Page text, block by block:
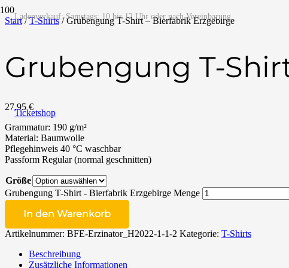
Ladenverkauf: Samstags: 10 bis 12 Uhr oder nach Vereinbarung
Ticketshop
Start/T-Shirts/ Grubengung T-Shirt – Bierfabrik Erzgebirge
Grubengung T-
27,95 €
Grammatur: 190 g/m²
Material: Baumwolle
Pflegehinweis 40 °C waschbar
Passform Regular (normal geschnitten)
Größe
Grubengung T-Shirt - Bierfabrik Erzgebirge Menge
In den Warenkorb
Artikelnummer: BFE-Erzinator_H2022-1-1-2 Kategorie: T-Shirts
Beschreibung
Zusätzliche Informationen